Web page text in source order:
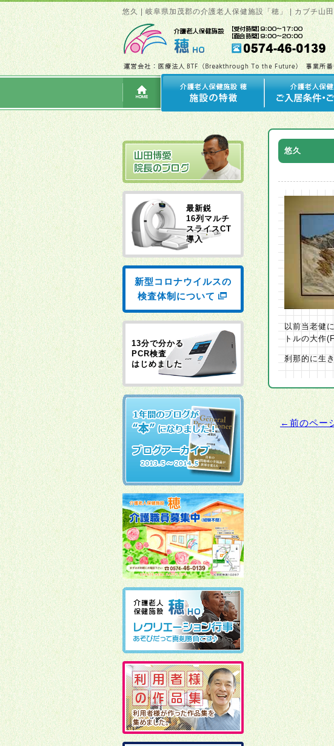
悠久 | 岐阜県加茂郡の介護老人保健施設「穂」 | カブチ山
悠久
以前当老健
トルの大作
刹那的に生
←前のペー
最新鋭
16列マルチ
スライスCT
導入
新型コロナウイルスの
検査体制について
13分で分かる
PCR検査
はじめました